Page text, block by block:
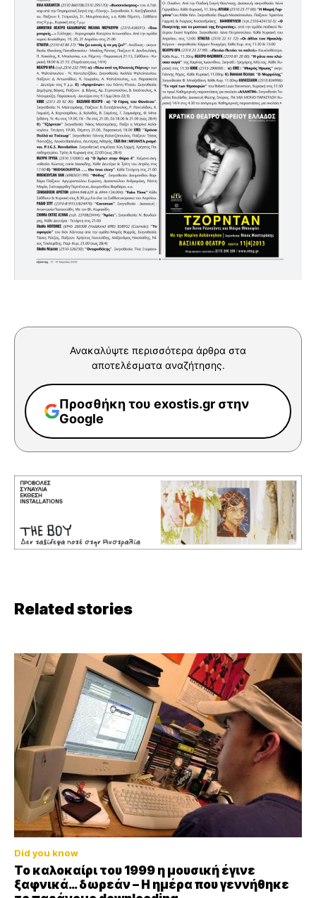
Ανακαλύψτε περισσότερα άρθρα στα
αποτελέσματα αναζήτησης.
Προσθήκη του exostis.gr στην
Google
Related stories
Did you know
Το καλοκαίρι του 1999 η μουσική έγινε
ξαφνικά… δωρεάν – Η ημέρα που γεννήθηκε